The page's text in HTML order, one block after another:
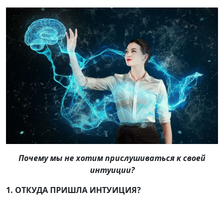
Почему мы не хотим прислушиваться к своей
интуиции?
1. ОТКУДА ПРИШЛА ИНТУИЦИЯ?